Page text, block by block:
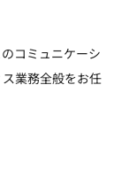
コミュニケーシ
業務全般をお任